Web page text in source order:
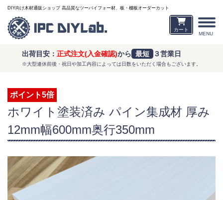
MENU
DIY向け木材通販ショップ 高品質なツーバイフォー材、板・棚板オーダーカット
カート
出荷目安： 正式注文(入金確認)から 最短 ３営業日
※大型連休前後・祝日や加工内容によっては日数をいただく場合もございます。
ポイント5倍
ホワイト塗装済み パイン集成材 厚み
12mm幅600mm奥行350mm